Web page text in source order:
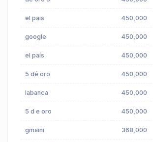
el pais 450,000
google 450,000
el país 450,000
5 dé oro 450,000
labanca 450,000
5 d e oro 450,000
gmaini 368,000